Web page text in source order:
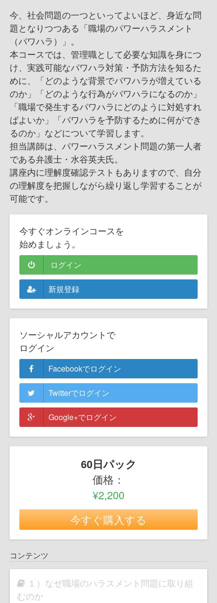
今、社会問題の一つといってよいほど、身近な問
題となりつつある「職場のパワーハラスメント
（パワハラ）」。
本コースでは、管理職として必要な知識を身につ
け、実践可能なパワハラ対策・予防方法を知るた
めに、「どのような背景でパワハラが増えている
のか」「どのような行為がパワハラになるのか」
「職場で発生するパワハラにどのように対処すれ
ばよいか」「パワハラを予防するために何ができ
るのか」などについて学習します。
担当講師は、パワーハラスメント問題の第一人者
である弁護士・水谷英夫氏。
講座内に理解度確認テストもありますので、自分
の理解度を把握しながら繰り返し学習することが
可能です。
今すぐオンラインコースを
始めましょう。
ログイン
新規登録
ソーシャルアカウントで
ログイン
Facebookでログイン
Twitterでログイン
Google+でログイン
60日パック
価格：
¥2,200
今すぐ購入する
コンテンツ
１）なぜ職場のハラスメント問題に取り組
むのか